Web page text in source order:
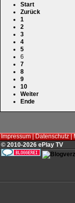
Start
Zurück
1
2
3
4
5
6
7
8
9
10
Weiter
Ende
Impressum|Datenschutz|
© 2010-2026 ePlay TV